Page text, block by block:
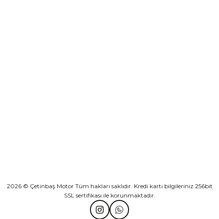
LS2 Stream 2 Tinux Motosiklet Kaskı Siyah Kırmızı
2026 © Çetinbaş Motor Tüm hakları saklıdır. Kredi kartı bilgileriniz 256bit
SSL sertifikası ile korunmaktadır.